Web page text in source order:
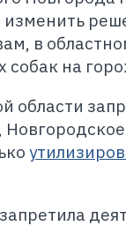
изменить
в
собак на
области